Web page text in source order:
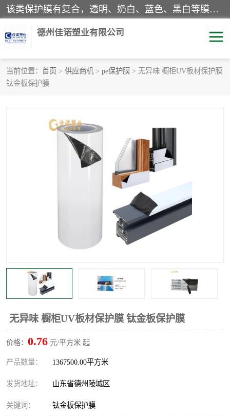
该类保护膜有复合，透明、奶白、蓝色、黑白等膜型。特高粘，高粘，中高粘，中粘，中低粘，低粘等。对于不同的粘力要求有相应的产品相适配。无胶渍残留污染。在较宽的收卷幅度下平整无皱纹，收卷长度大，利于机械化及自动化施工粘贴。为您的产品提供的表面保护解决方案。 产品广泛适用于：铝材、不锈钢、金属、塑料、电子、家电、家具、玻璃、化工材料、装饰材料等。
德州佳诺塑业有限公司
当前位置： 首页 > 供应商机 > pe保护膜 > 无异味 橱柜UV板材保护膜
钛金板保护膜
无异味 橱柜UV板材保护膜 钛金板保护膜
价格： 0.76 元/平方米 起
产品数量： 1367500.00平方米
发货地址： 山东省德州陵城区
关键词： 钛金板保护膜
pe保护膜
透明保护膜
乳白保护膜
纯黑保护膜
彩钢板保护膜
不绣钢板保护膜 两边上胶保护膜
不锈钢板保护膜 一次性隔离膜